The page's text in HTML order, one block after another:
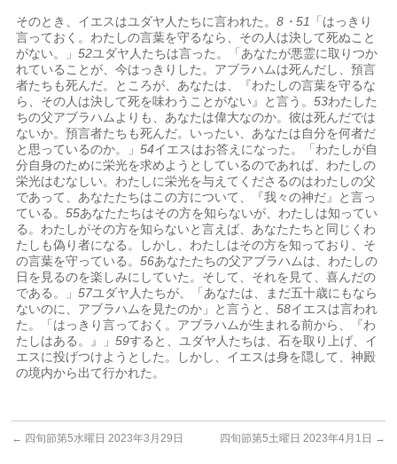
そのとき、イエスはユダヤ人たちに言われた。8・51
「はっきり
言っておく。わたしの言葉を守るなら、その人は決して死ぬこと
がない。」52ユダヤ人たちは言った。「あなたが悪霊に取りつか
れていることが、今はっきりした。アブラハムは死んだし、預言
者たちも死んだ。ところが、あなたは、『わたしの言葉を守るな
ら、その人は決して死を味わうことがない』と言う。53わたした
ちの父アブラハムよりも、あなたは偉大なのか。彼は死んだでは
ないか。預言者たちも死んだ。いったい、あなたは自分を何者だ
と思っているのか。」54イエスはお答えになった。「わたしが自
分自身のために栄光を求めようとしているのであれば、わたしの
栄光はむなしい。わたしに栄光を与えてくださるのはわたしの父
であって、あなたたちはこの方について、『我々の神だ』と言っ
ている。55あなたたちはその方を知らないが、わたしは知ってい
る。わたしがその方を知らないと言えば、あなたたちと同じくわ
たしも偽り者になる。しかし、わたしはその方を知っており、そ
の言葉を守っている。56あなたたちの父アブラハムは、わたしの
日を見るのを楽しみにしていた。そして、それを見て、喜んだの
である。」57ユダヤ人たちが、「あなたは、まだ五十歳にもなら
ないのに、アブラハムを見たのか」と言うと、58イエスは言われ
た。「はっきり言っておく。アブラハムが生まれる前から、『わ
たしはある。』」59すると、ユダヤ人たちは、石を取り上げ、イ
エスに投げつけようとした。しかし、イエスは身を隠して、神殿
の境内から出て行かれた。
← 四旬節第5水曜日 2023年3月29日 四旬節第5土曜日 2023年4月1日 →